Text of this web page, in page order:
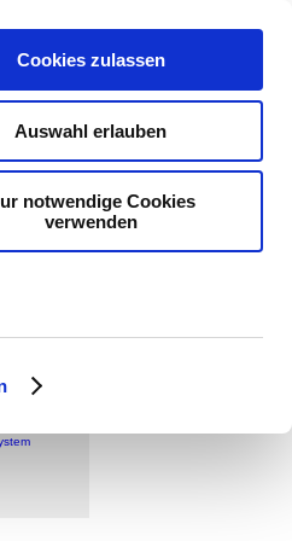
Cookies zulassen
Auswahl erlauben
notwendige Cookies
verwenden
DIE